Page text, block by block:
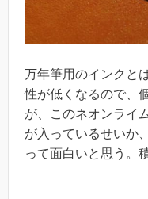
万年筆用のインクと
性が低くなるので、
が、このネオンライ
が入っているせいか
って面白いと思う。